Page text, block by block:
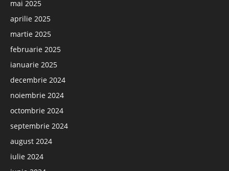
mai 2025
aprilie 2025
martie 2025
februarie 2025
ianuarie 2025
decembrie 2024
noiembrie 2024
octombrie 2024
septembrie 2024
august 2024
iulie 2024